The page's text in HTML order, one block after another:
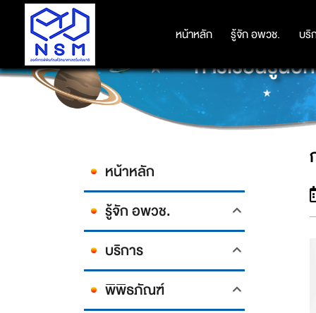
หน้าหลัก รู้จัก อพวช. บริ
หน้าหลัก รู้จัก อพวช. บริ
การเรียนรู้นอ
หน้าหลัก
รู้จัก อพวช.
บริการ
พิพิธภัณฑ์